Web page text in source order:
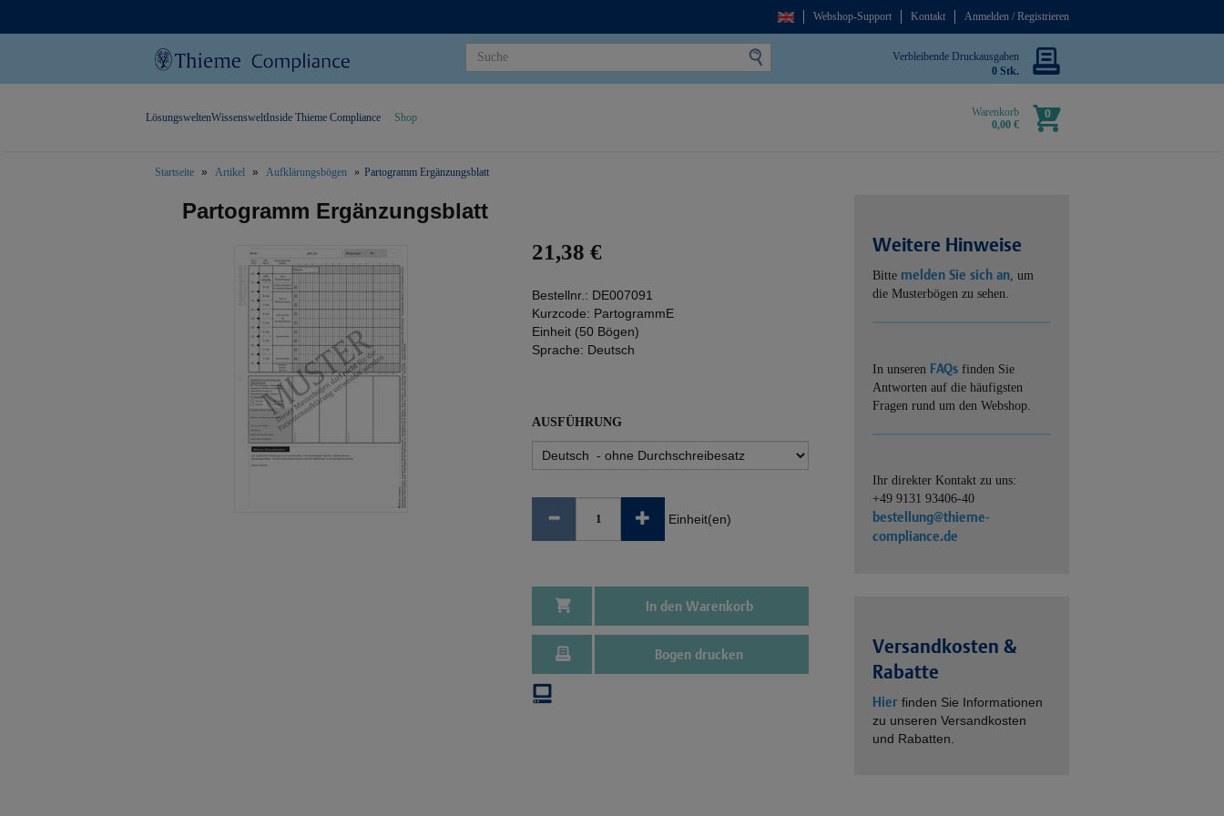
Webshop-Support Kontakt Anmelden / Registrieren
Verbleibende Druckausgaben
0 Stk.
Warenkorb
0,00 €
0
LösungsweltenWissensweltInside Thieme Compliance Shop
Startseite Artikel Aufklärungsbögen Partogramm Ergänzungsblatt
Partogramm Ergänzungsblatt
21,38 €
Bestellnr.: DE007091
Kurzcode: PartogrammE
Einheit (50 Bögen)
Sprache: Deutsch
AUSFÜHRUNG
Einheit(en)
In den Warenkorb
Bogen drucken
Weitere Hinweise
Bitte melden Sie sich an, um
die Musterbögen zu sehen.
In unseren FAQs finden Sie
Antworten auf die häufigsten
Fragen rund um den Webshop.
Ihr direkter Kontakt zu uns:
+49 9131 93406-40
bestellung@thieme-
compliance.de
Versandkosten &
Rabatte
Hier finden Sie Informationen
zu unseren Versandkosten
und Rabatten.